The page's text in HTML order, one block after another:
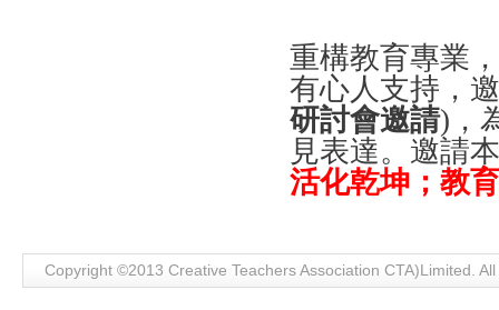
重構教育專業
有心人支持，
研討會邀請)，
見表達。邀請
活化乾坤；教
Copyright ©2013 Creative Teachers Association CTA)Limited.